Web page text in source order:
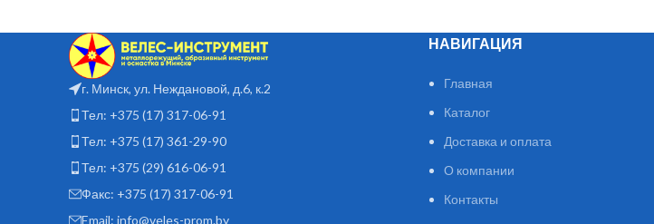
г. Минск, ул. Неждановой, д.6, к.2
Тел: +375 (17) 317-06-91
Тел: +375 (17) 361-29-90
Тел: +375 (29) 616-06-91
Факс: +375 (17) 317-06-91
Email: info@veles-prom.by
НАВИГАЦИЯ
Главная
Каталог
Доставка и оплата
О компании
Контакты